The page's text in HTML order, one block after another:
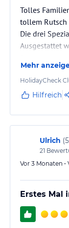
Tolles
tollem Rutsch
Die drei
Ausgestattet
Das Hotel
hilfsbereiten
Vielen Dank
Mehr
HolidayCheck
Hilfreich
Ulrich (
21
Vor 3 Monaten •
Erstes Mal